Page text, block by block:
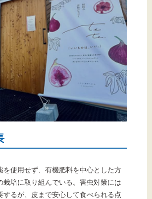
を使用せず、有機肥料を中心とした方
栽培に取り組んでいる。害虫対策には
するが、皮まで安心して食べられる点